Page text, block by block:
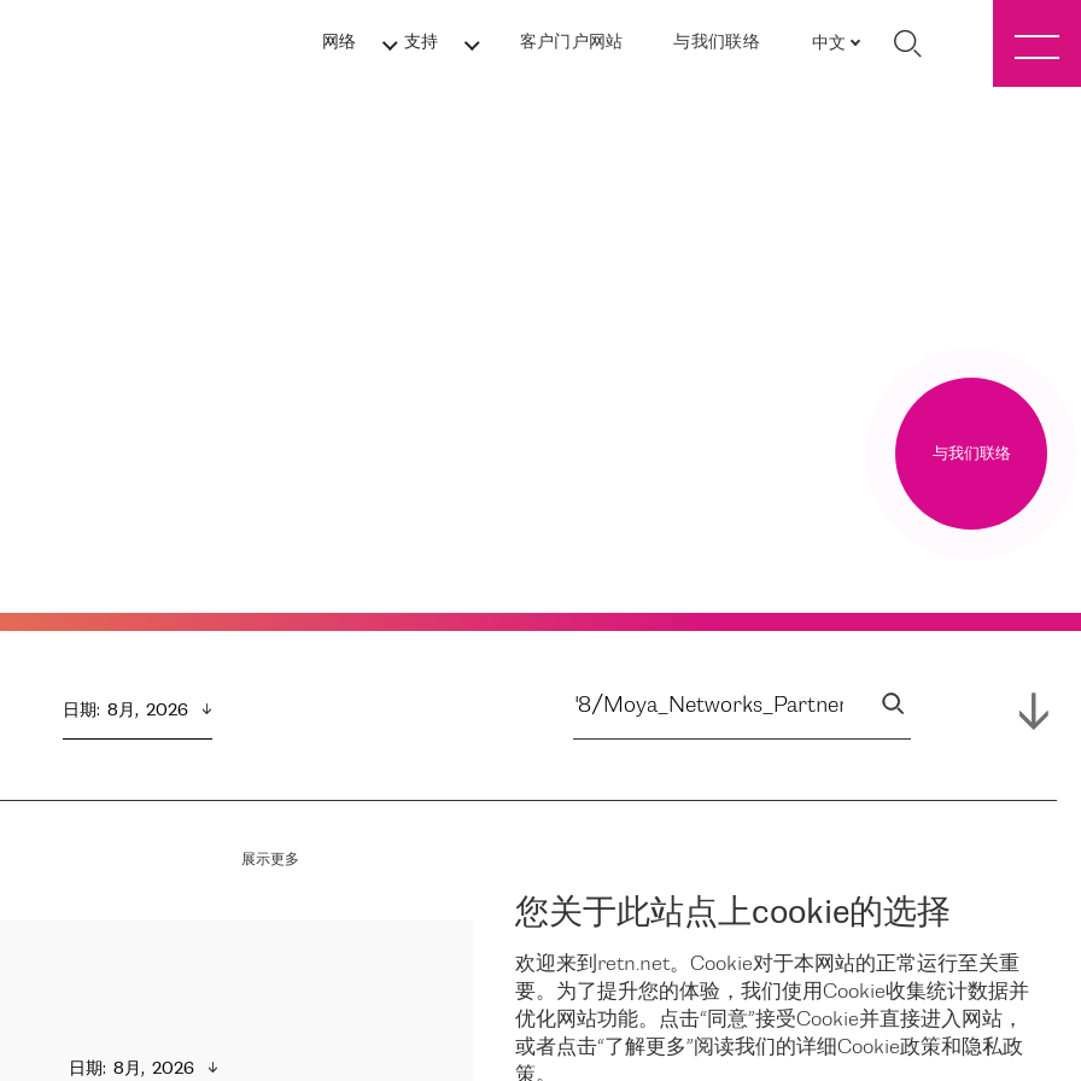
网络 支持 客户门户网站 与我们联络 中文
您关于此站点上cookie的选择
欢迎来到retn.net。Cookie对于本网站的正常运行至关重
要。为了提升您的体验，我们使用Cookie收集统计数据并
优化网站功能。点击“同意”接受Cookie并直接进入网站，
或者点击“了解更多”阅读我们的详细Cookie政策和隐私政
策。
与我们联络
日期: 8月,  2026
展示更多
日期: 8月,  2026